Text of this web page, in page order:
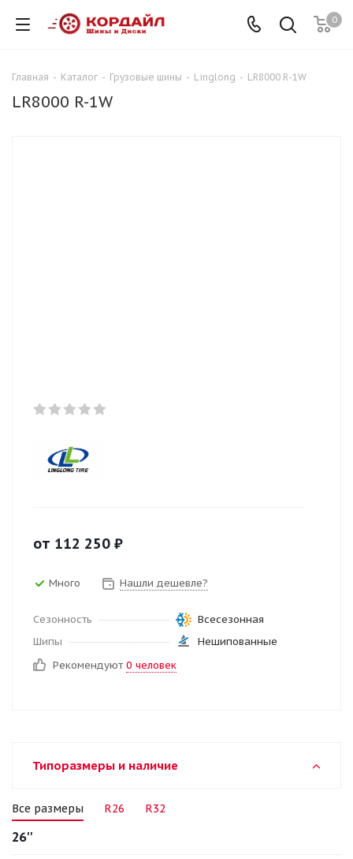
0
Главная - Каталог - Грузовые шины - Linglong - LR8000 R-1W
LR8000 R-1W
от 112 250 ₽
Много Нашли дешевле?
Сезонность
Всесезонная
Шипы
Нешипованные
Рекомендуют 0 человек
Типоразмеры и наличие
Все размеры R26 R32
26''